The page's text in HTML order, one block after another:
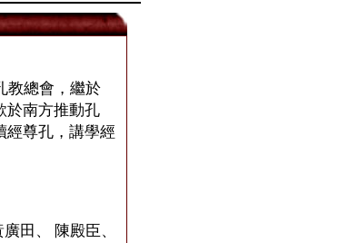
教總會，繼於
於南方推動孔
經尊孔，講學經
田、 陳殿臣、